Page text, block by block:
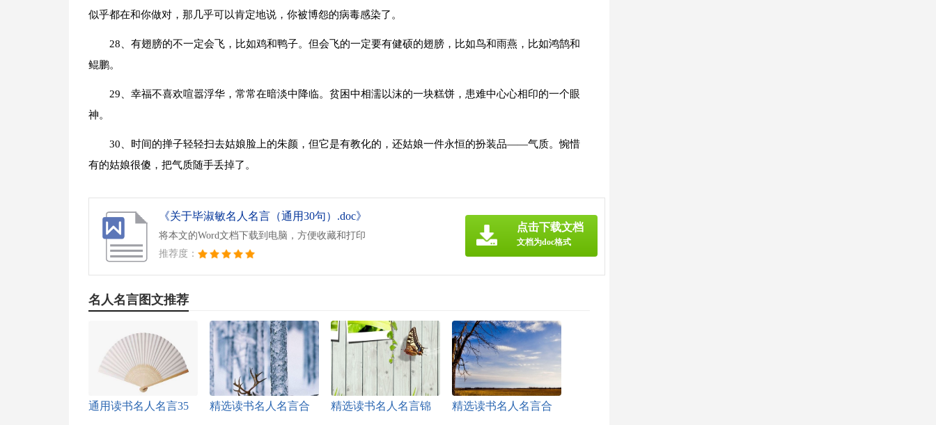
似乎都在和你做对，那几乎可以肯定地说，你被博怨的病毒感染了。
28、有翅膀的不一定会飞，比如鸡和鸭子。但会飞的一定要有健硕的翅膀，比如鸟和雨燕，比如鸿鹄和
鲲鹏。
29、幸福不喜欢喧嚣浮华，常常在暗淡中降临。贫困中相濡以沫的一块糕饼，患难中心心相印的一个眼
神。
30、时间的掸子轻轻扫去姑娘脸上的朱颜，但它是有教化的，还姑娘一件永恒的扮装品——气质。惋惜
有的姑娘很傻，把气质随手丢掉了。
《关于毕淑敏名人名言（通用30句）.doc》
将本文的Word文档下载到电脑，方便收藏和打印
推荐度：
点击下载文档
文档为doc格式
名人名言图文推荐
通用读书名人名言35
精选读书名人名言合
精选读书名人名言锦
精选读书名人名言合